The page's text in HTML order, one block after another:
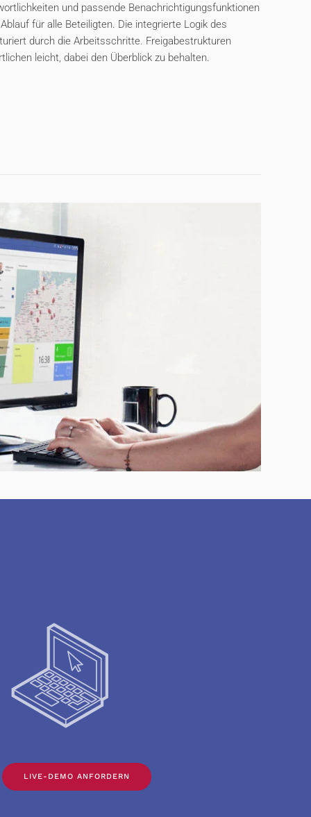
und passende Benachrichtigungsfunktionen
für alle Beteiligten. Die integrierte Logik des
durch die Arbeitsschritte. Freigabestrukturen
leicht, dabei den Überblick zu behalten.
LIVE-DEMO ANFORDERN